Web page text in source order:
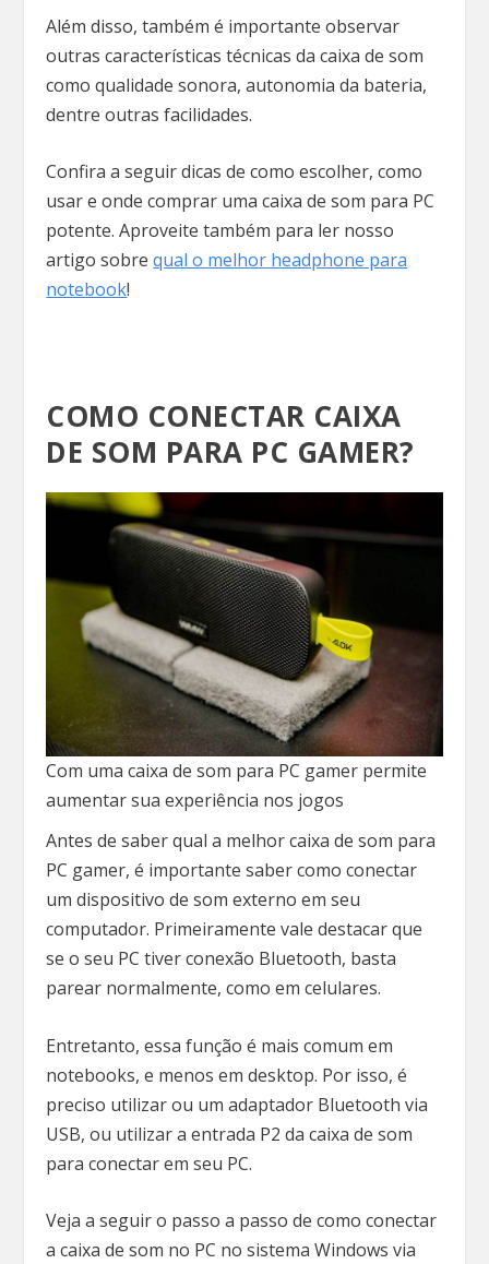
Além disso, também é importante observar
outras características técnicas da caixa de som
como qualidade sonora, autonomia da bateria,
dentre outras facilidades.
Confira a seguir dicas de como escolher, como
usar e onde comprar uma caixa de som para PC
potente. Aproveite também para ler nosso
artigo sobrequal o melhor headphone para
notebook!
COMO CONECTAR CAIXA
DE SOM PARA PC GAMER?
Com uma caixa de som para PC gamer permite
aumentar sua experiência nos jogos
Antes de saber qual a melhor caixa de som para
PC gamer, é importante saber como conectar
um dispositivo de som externo em seu
computador. Primeiramente vale destacar que
se o seu PC tiver conexão Bluetooth, basta
parear normalmente, como em celulares.
Entretanto, essa função é mais comum em
notebooks, e menos em desktop. Por isso, é
preciso utilizar ou um adaptador Bluetooth via
USB, ou utilizar a entrada P2 da caixa de som
para conectar em seu PC.
Veja a seguir o passo a passo de como conectar
a caixa de som no PC no sistema Windows via